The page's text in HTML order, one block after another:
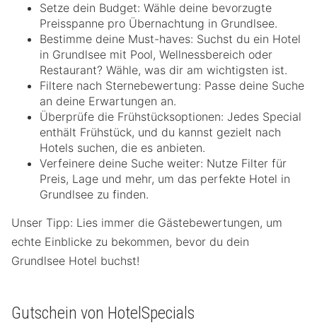
Setze dein Budget: Wähle deine bevorzugte
Preisspanne pro Übernachtung in Grundlsee.
Bestimme deine Must-haves: Suchst du ein Hotel
in Grundlsee mit Pool, Wellnessbereich oder
Restaurant? Wähle, was dir am wichtigsten ist.
Filtere nach Sternebewertung: Passe deine Suche
an deine Erwartungen an.
Überprüfe die Frühstücksoptionen: Jedes Special
enthält Frühstück, und du kannst gezielt nach
Hotels suchen, die es anbieten.
Verfeinere deine Suche weiter: Nutze Filter für
Preis, Lage und mehr, um das perfekte Hotel in
Grundlsee zu finden.
Unser Tipp: Lies immer die Gästebewertungen, um
echte Einblicke zu bekommen, bevor du dein
Grundlsee Hotel buchst!
Gutschein von HotelSpecials